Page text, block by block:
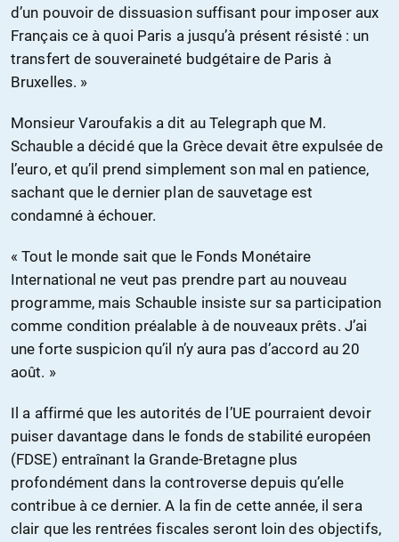
d’un pouvoir de dissuasion suffisant pour imposer aux
Français ce à quoi Paris a jusqu’à présent résisté : un
transfert de souveraineté budgétaire de Paris à
Bruxelles. »
Monsieur Varoufakis a dit au Telegraph que M.
Schauble a décidé que la Grèce devait être expulsée de
l’euro, et qu’il prend simplement son mal en patience,
sachant que le dernier plan de sauvetage est
condamné à échouer.
« Tout le monde sait que le Fonds Monétaire
International ne veut pas prendre part au nouveau
programme, mais Schauble insiste sur sa participation
comme condition préalable à de nouveaux prêts. J’ai
une forte suspicion qu’il n’y aura pas d’accord au 20
août. »
Il a affirmé que les autorités de l’UE pourraient devoir
puiser davantage dans le fonds de stabilité européen
(FDSE) entraînant la Grande-Bretagne plus
profondément dans la controverse depuis qu’elle
contribue à ce dernier. A la fin de cette année, il sera
clair que les rentrées fiscales seront loin des objectifs,